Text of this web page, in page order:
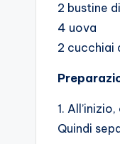
2 bustine
4 uova
2
1.
Quindi